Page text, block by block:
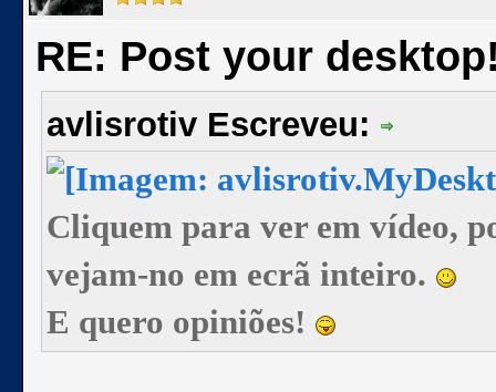
RE: Post your
avlisrotiv Escreveu:
Cliquem para ver em vídeo,
vejam-no em ecrã inteiro.
E quero opiniões!